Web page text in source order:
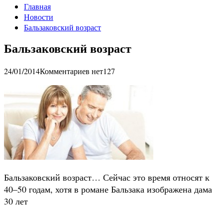
Главная
Новости
Бальзаковский возраст
Бальзаковский возраст
24/01/2014Комментариев нет127
Бальзаковский возраст… Сейчас это время относят к
40–50 годам, хотя в романе Бальзака изображена дама
30 лет